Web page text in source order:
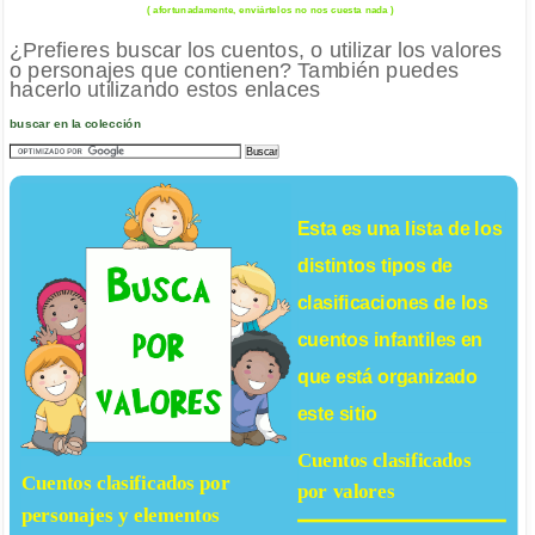
( afortunadamente, enviártelos no nos cuesta nada )
¿Prefieres buscar los cuentos, o utilizar los valores
o personajes que contienen? También puedes
hacerlo utilizando estos enlaces
buscar en la colección
Esta es una lista de los
distintos tipos de
clasificaciones de los
cuentos infantilesen
que está organizado
este sitio
Cuentos clasificados
por valores
Cuentos clasificados por
personajes y elementos